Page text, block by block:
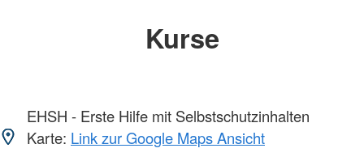
Kurse
EHSH - Erste Hilfe mit Selbstschutzinhalten
Karte: Link zur Google Maps Ansicht